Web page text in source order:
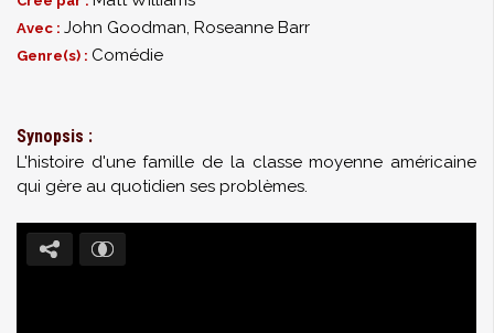
Avec : John Goodman, Roseanne Barr
Genre(s) : Comédie
Synopsis :
L'histoire d'une famille de la classe moyenne américaine
qui gère au quotidien ses problèmes.